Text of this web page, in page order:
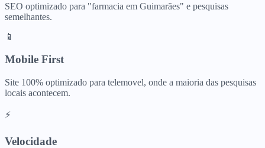
SEO optimizado para "farmacia em Guimarães" e pesquisas
semelhantes.
📱
Mobile First
Site 100% optimizado para telemovel, onde a maioria das pesquisas
locais acontecem.
⚡
Velocidade